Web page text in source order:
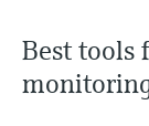
Best tools